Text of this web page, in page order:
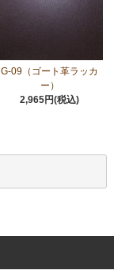
G-09（ゴート革ラッカ
ー）
2,965円(税込)